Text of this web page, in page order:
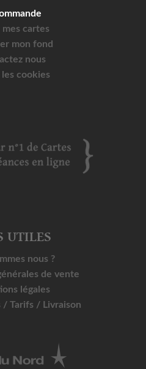
mes cartes
mon fond
nous
cookies
UTILES
nous ?
de vente
légales
Tarifs / Livraison